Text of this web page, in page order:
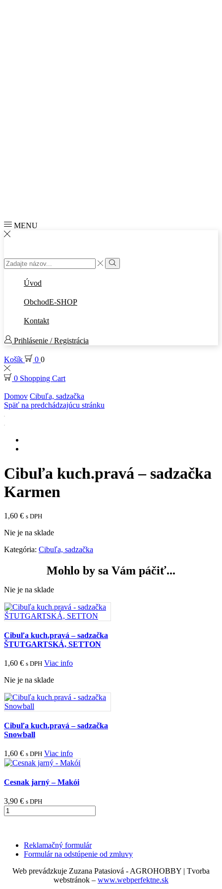
MENU
Search
input
Search
Úvod
ObchodE-SHOP
Kontakt
Prihlásenie / Registrácia
Košík 0 0
0 Shopping Cart
Domov Cibuľa, sadzačka
Späť na predchádzajúcu stránku
Cibuľa kuch.pravá – sadzačka
Karmen
1,60 € s DPH
Nie je na sklade
Kategória: Cibuľa, sadzačka
Mohlo by sa Vám páčiť...
Nie je na sklade
Cibuľa kuch.pravá – sadzačka
ŠTUTGARTSKÁ, SETTON
1,60 € s DPH Viac info
Nie je na sklade
Cibuľa kuch.pravá – sadzačka
Snowball
1,60 € s DPH Viac info
Cesnak jarný – Makói
3,90 € s DPH
množstvo
Cesnak
Makói Reklamačný formulár
Formulár na odstúpenie od zmluvy
Web prevádzkuje Zuzana Patasiová - AGROHOBBY | Tvorba
webstránok – www.webperfektne.sk